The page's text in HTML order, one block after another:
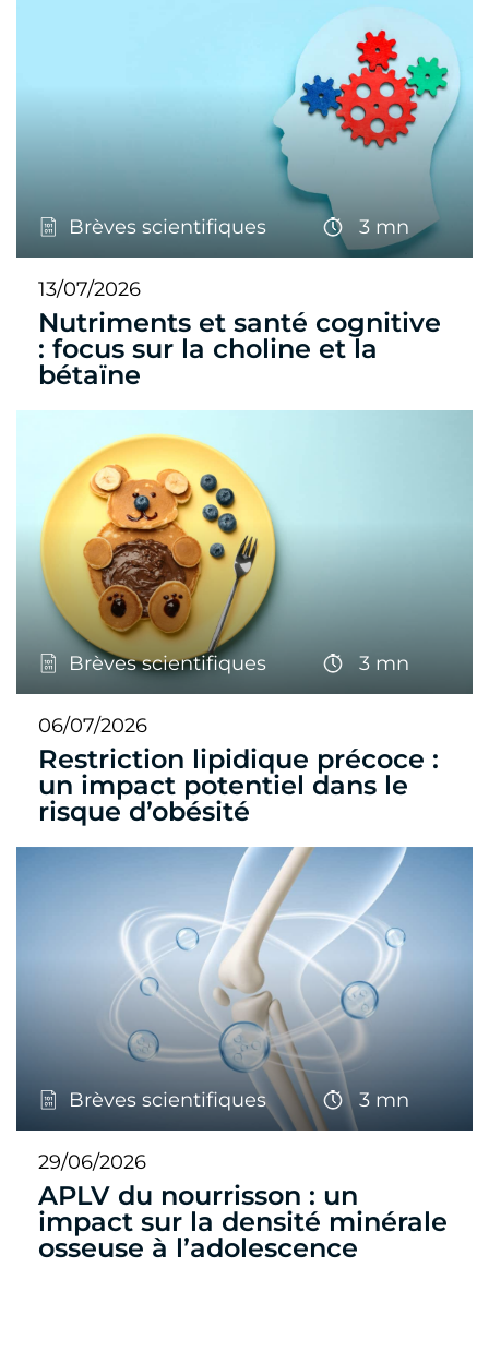
Brèves scientifiques 3 mn
13/07/2026
Nutriments et santé cognitive
: focus sur la choline et la
bétaïne
Brèves scientifiques 3 mn
06/07/2026
Restriction lipidique précoce :
un impact potentiel dans le
risque d’obésité
Brèves scientifiques 3 mn
29/06/2026
APLV du nourrisson : un
impact sur la densité minérale
osseuse à l’adolescence